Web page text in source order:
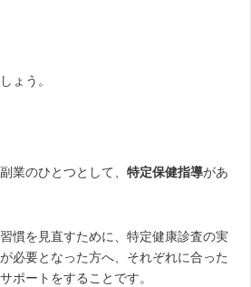
ょう。
業のひとつとして、 特定保健指導があ
慣を見直すために、特定健康診査の実
必要となった方へ、それぞれに合った
ポートをすることです。